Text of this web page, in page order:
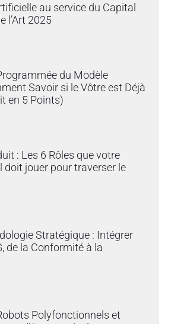
au service du Capital
l’Art 2025
du Modèle
Savoir si le Vôtre est Déjà
en 5 Points)
: Les 6 Rôles que votre
doit jouer pour traverser le
Stratégique : Intégrer
de la Conformité à la
Polyfonctionnels et